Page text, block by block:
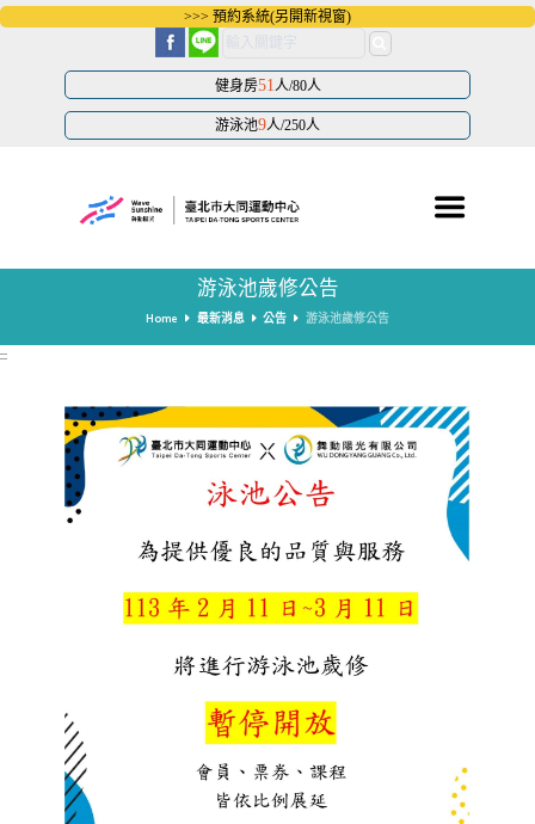
跳
到
>>> 預約系統(另開新視窗)
健身房51 人/80人
游泳池9人/250人
游泳池歲修公告
Home 最新消息 公告 游泳池歲修公告
:::